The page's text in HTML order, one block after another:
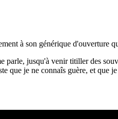
à son générique d'ouverture
parle, jusqu'à venir titiller des
que je ne connaîs guère, et que